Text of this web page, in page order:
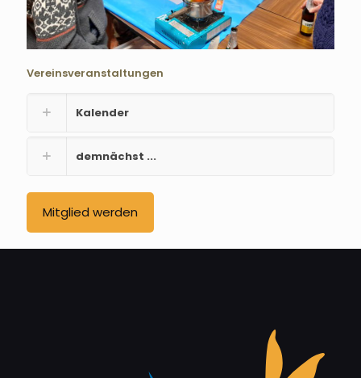
Vereinsveranstaltungen
Kalender
demnächst ...
Mitglied werden